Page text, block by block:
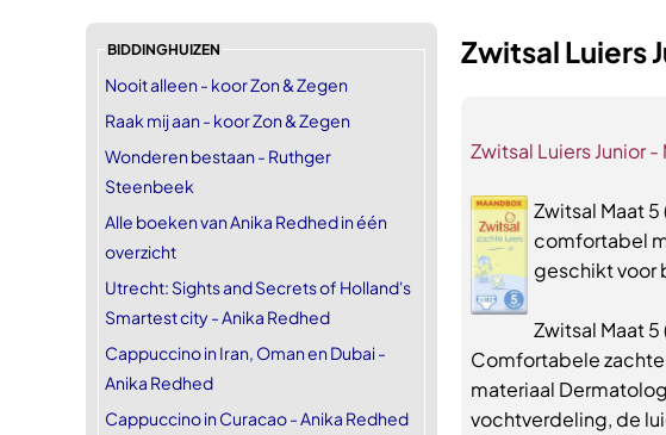
BIDDINGHUIZEN
Nooit alleen - koor Zon & Zegen
Raak mij aan - koor Zon & Zegen
Wonderen bestaan - Ruthger
Steenbeek
Alle boeken van Anika Redhed in één
overzicht
Utrecht: Sights and Secrets of Holland's
Smartest city - Anika Redhed
Cappuccino in Iran, Oman en Dubai -
Anika Redhed
Cappuccino in Curacao - Anika Redhed
Zwitsal Luiers
Zwitsal Luiers Junior
Zwitsal Maat 5
comfortabel
geschikt voor
Zwitsal Maat 5
Comfortabele
materiaal
vochtverdeling, de